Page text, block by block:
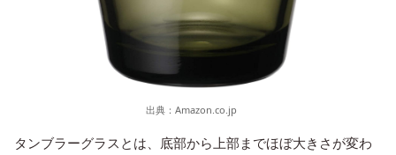
出典： Amazon.co.jp
タンブラーグラスとは、底部から上部までほぼ大きさが変わ